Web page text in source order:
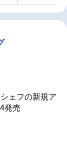
ェフの新規ア
発売